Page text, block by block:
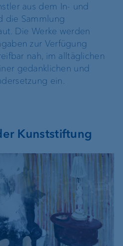
aus dem In- und
die Sammlung
Die Werke werden
zur Verfügung
nah, im alltäglichen
gedanklichen und
ein.
Kunststiftung